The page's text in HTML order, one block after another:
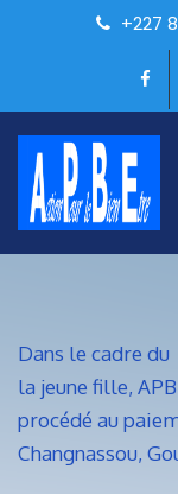
+227
Dans le cadre
la jeune fille,
procédé au
Changnassou,